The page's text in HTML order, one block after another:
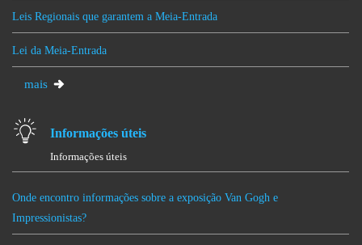
Leis Regionais que garantem a Meia-Entrada
Lei da Meia-Entrada
mais
Informações úteis
Informações úteis
Onde encontro informações sobre a exposição Van Gogh e
Impressionistas?